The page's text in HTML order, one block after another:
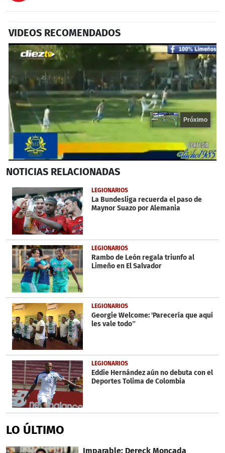
VIDEOS RECOMENDADOS
seconds
19
seconds
Próximo
NOTICIAS RELACIONADAS
LEGIONARIOS
La Bundesliga recuerda el paso de
Maynor Suazo por Alemania
LEGIONARIOS
Rambo de León regala triunfo al
Limeño en El Salvador
LEGIONARIOS
Georgie Welcome: 'Parecería que aquí
les vale todo”
LEGIONARIOS
Eddie Hernández aún no debuta con el
Deportes Tolima de Colombia
LO ÚLTIMO
Imparable: Dereck Moncada